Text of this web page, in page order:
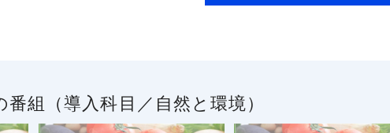
組（導入科目／自然と環境）